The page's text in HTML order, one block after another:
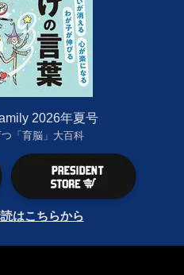
2026年夏号
「育脳」大百科
はこちらから